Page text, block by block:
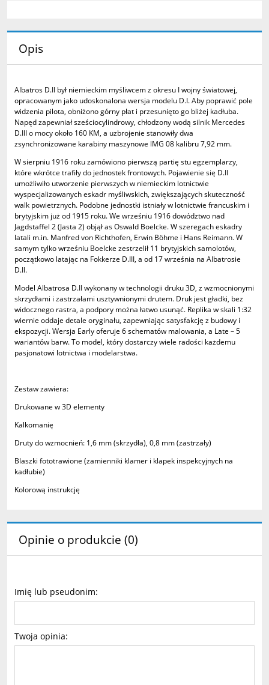
Opis
Albatros D.II był niemieckim myśliwcem z okresu I wojny światowej,
opracowanym jako udoskonalona wersja modelu D.I. Aby poprawić pole
widzenia pilota, obniżono górny płat i przesunięto go bliżej kadłuba.
Napęd zapewniał sześciocylindrowy, chłodzony wodą silnik Mercedes
D.III o mocy około 160 KM, a uzbrojenie stanowiły dwa
zsynchronizowane karabiny maszynowe lMG 08 kalibru 7,92 mm.
W sierpniu 1916 roku zamówiono pierwszą partię stu egzemplarzy,
które wkrótce trafiły do jednostek frontowych. Pojawienie się D.II
umożliwiło utworzenie pierwszych w niemieckim lotnictwie
wyspecjalizowanych eskadr myśliwskich, zwiększających skuteczność
walk powietrznych. Podobne jednostki istniały w lotnictwie francuskim i
brytyjskim już od 1915 roku. We wrześniu 1916 dowództwo nad
Jagdstaffel 2 (Jasta 2) objął as Oswald Boelcke. W szeregach eskadry
latali m.in. Manfred von Richthofen, Erwin Böhme i Hans Reimann. W
samym tylko wrześniu Boelcke zestrzelił 11 brytyjskich samolotów,
początkowo latając na Fokkerze D.III, a od 17 września na Albatrosie
D.II.
Model Albatrosa D.II wykonany w technologii druku 3D, z wzmocnionymi
skrzydłami i zastrzałami usztywnionymi drutem. Druk jest gładki, bez
widocznego rastra, a podpory można łatwo usunąć. Replika w skali 1:32
wiernie oddaje detale oryginału, zapewniając satysfakcję z budowy i
ekspozycji. Wersja Early oferuje 6 schematów malowania, a Late – 5
wariantów barw. To model, który dostarczy wiele radości każdemu
pasjonatowi lotnictwa i modelarstwa.
Zestaw zawiera:
Drukowane w 3D elementy
Kalkomanię
Druty do wzmocnień: 1,6 mm (skrzydła), 0,8 mm (zastrzały)
Blaszki fototrawione (zamienniki klamer i klapek inspekcyjnych na
kadłubie)
Kolorową instrukcję
Opinie o produkcie (0)
Imię lub pseudonim:
Twoja opinia: